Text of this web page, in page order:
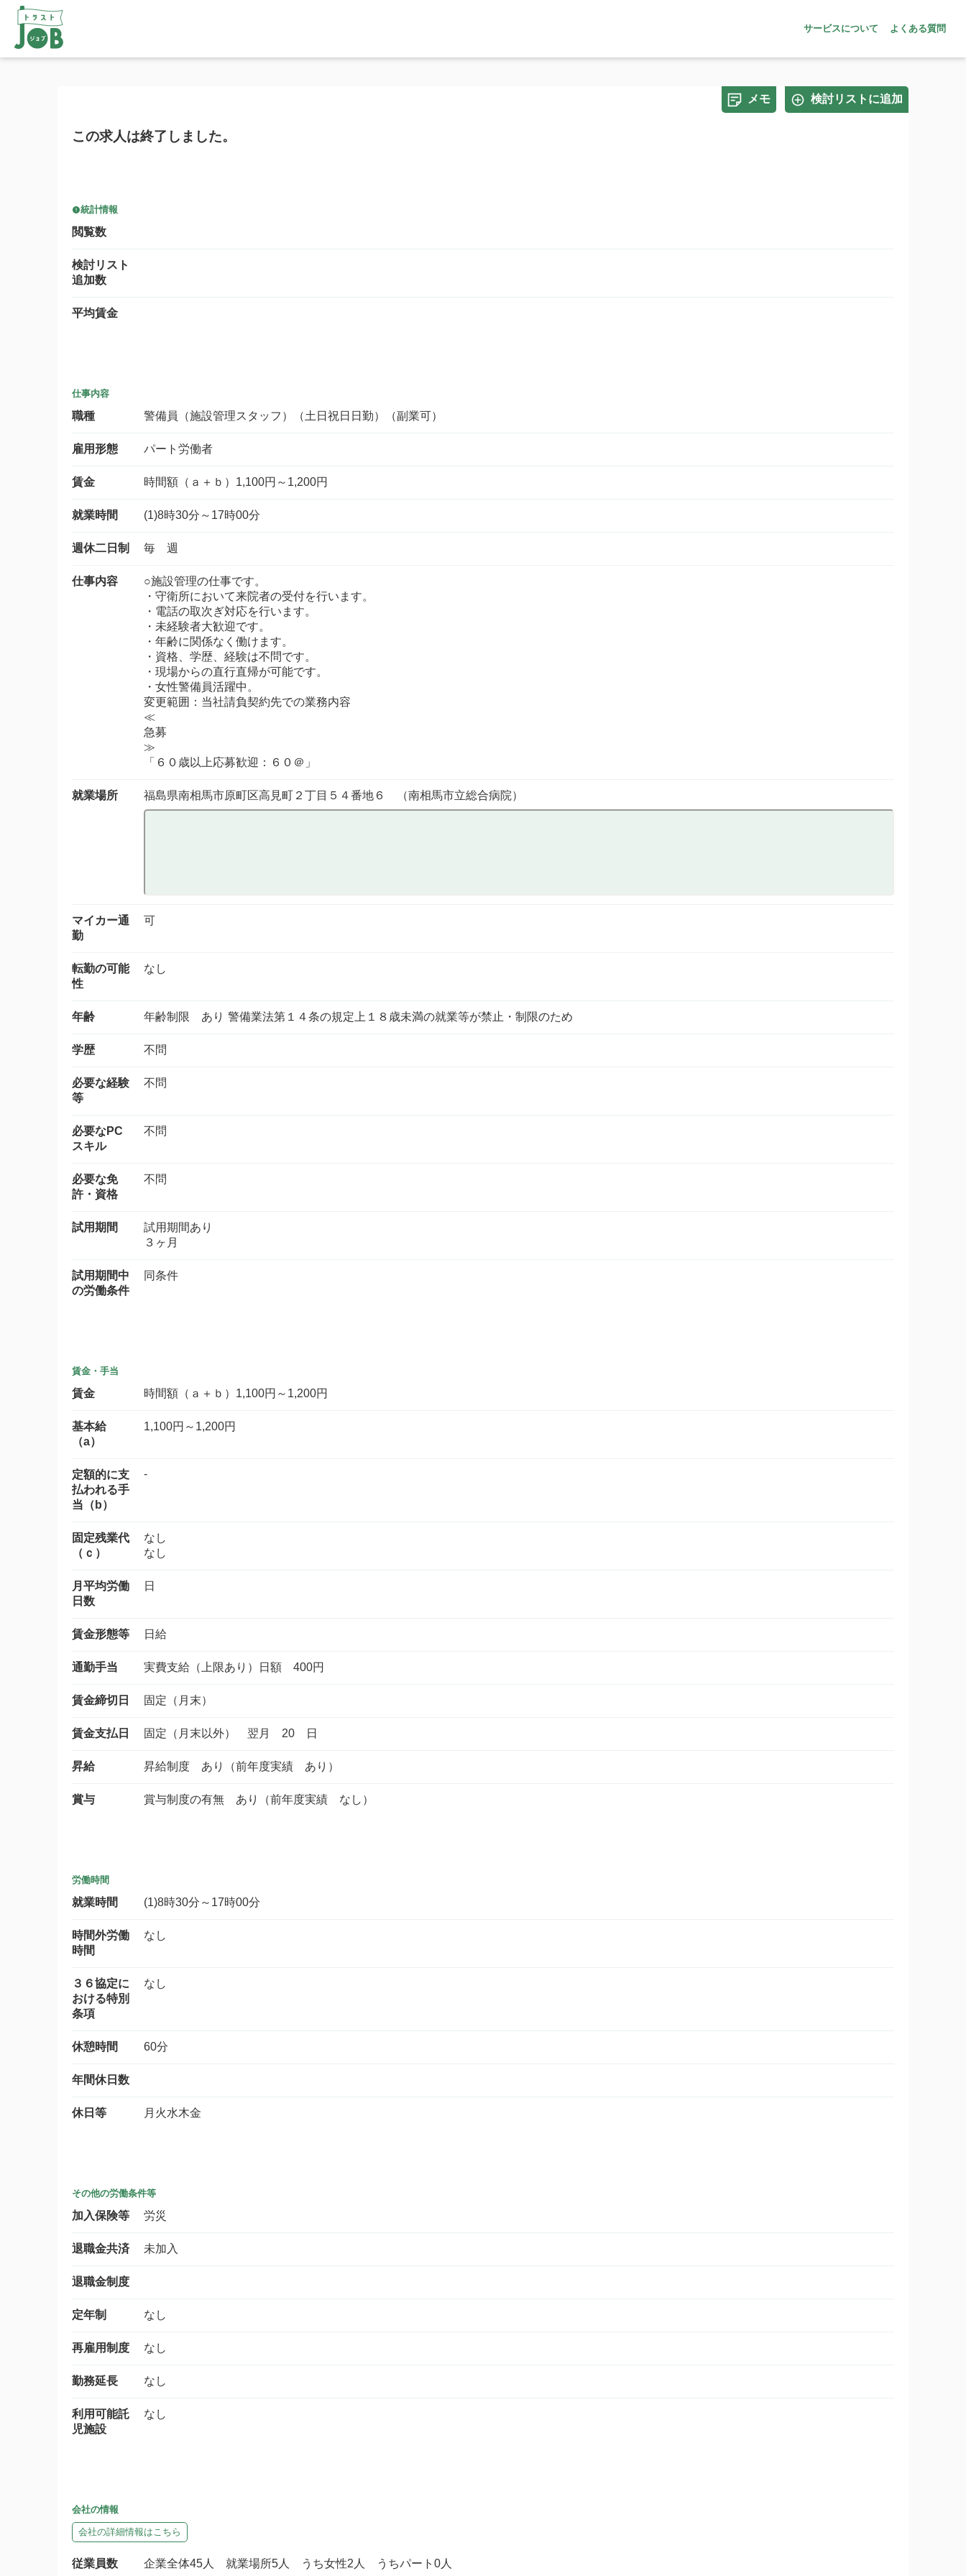
サービスについて よくある質問
メモ 検討リストに追加
この求人は終了しました。
統計情報
閲覧数
検討リスト
追加数
平均賃金
仕事内容
職種 警備員（施設管理スタッフ）（土日祝日日勤）（副業可）
雇用形態 パート労働者
賃金 時間額（ａ＋ｂ）1,100円～1,200円
就業時間 (1)8時30分～17時00分
週休二日制 毎 週
仕事内容
○施設管理の仕事です。
・守衛所において来院者の受付を行います。
・電話の取次ぎ対応を行います。
・未経験者大歓迎です。
・年齢に関係なく働けます。
・資格、学歴、経験は不問です。
・現場からの直行直帰が可能です。
・女性警備員活躍中。
変更範囲：当社請負契約先での業務内容
≪
急募
≫
「６０歳以上応募歓迎：６０＠」
就業場所 福島県南相馬市原町区高見町２丁目５４番地６ （南相馬市立総合病院）
マイカー通
勤
可
転勤の可能
性
なし
年齢 年齢制限 あり 警備業法第１４条の規定上１８歳未満の就業等が禁止・制限のため
学歴 不問
必要な経験
等
不問
必要なPC
スキル
不問
必要な免
許・資格
不問
試用期間
試用期間あり
３ヶ月
試用期間中
の労働条件
同条件
賃金・手当
賃金 時間額（ａ＋ｂ）1,100円～1,200円
基本給
（a）
1,100円～1,200円
定額的に支
払われる手
当（b）
-
固定残業代
（ｃ）
なし
なし
月平均労働
日数
日
賃金形態等 日給
通勤手当 実費支給（上限あり）日額 400円
賃金締切日 固定（月末）
賃金支払日 固定（月末以外） 翌月 20 日
昇給 昇給制度 あり（前年度実績 あり）
賞与 賞与制度の有無 あり（前年度実績 なし）
労働時間
就業時間 (1)8時30分～17時00分
時間外労働
時間
なし
３６協定に
おける特別
条項
なし
休憩時間 60分
年間休日数
休日等 月火水木金
その他の労働条件等
加入保険等 労災
退職金共済 未加入
退職金制度
定年制 なし
再雇用制度 なし
勤務延長 なし
利用可能託
児施設
なし
会社の情報
会社の詳細情報はこちら
従業員数 企業全体45人 就業場所5人 うち女性2人 うちパート0人